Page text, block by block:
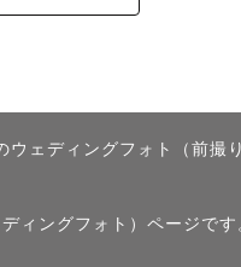
。
ウェディングフォト（前撮
ィングフォト）ページです